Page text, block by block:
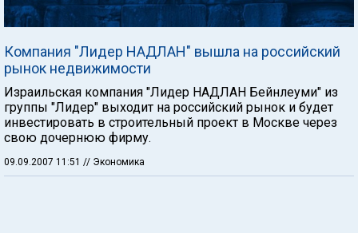
Компания "Лидер НАДЛАН" вышла на российский
рынок недвижимости
Израильская компания "Лидер НАДЛАН Бейнлеуми" из
группы "Лидер" выходит на российский рынок и будет
инвестировать в строительный проект в Москве через
свою дочернюю фирму.
09.09.2007 11:51 // Экономика